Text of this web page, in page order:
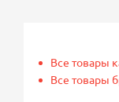
Все товары
Все товары